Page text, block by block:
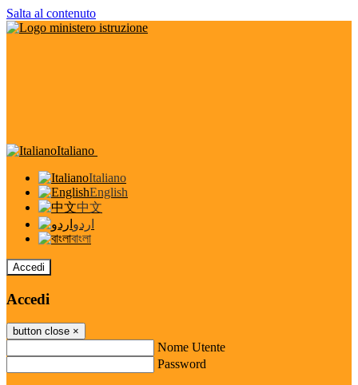
Salta al contenuto
Italiano
Italiano
English
中文
اردو
বাংলা
Accedi
Accedi
button close ×
Nome Utente
Password